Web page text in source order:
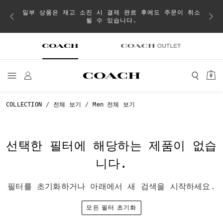
일부 상품은 재고 소진 시 결제 완료 후에도 주문이 취소
될 수 있습니다.
0
COLLECTION 전체 보기 Men 전체 보기
선택한 필터에 해당하는 제품이 없습
니다.
필터를 초기화하거나 아래에서 새 검색을 시작하세요.
모든 필터 초기화